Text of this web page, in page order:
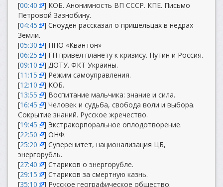
[00:40
] КОБ. Анонимность ВП СССР. КПЕ. Письмо
Петровой Зазнобину.
[04:45
] Сноуден рассказал о пришельцах в недрах
Земли.
[05:30
] НПО «Квантон»
[06:25
] ГП привёл планету к кризису. Путин и Россия.
[09:10
] ДОТУ. ФКТ Украины.
[11:15
] Режим самоуправления.
[12:10
] КОБ.
[13:55
] Воспитание мальчика: знание и сила.
[16:45
] Человек и судьба, свобода воли и выбора.
Сокрытие знаний. Русское жречество.
[19:45
] Экстракорпоральное оплодотворение.
[22:50
] ОНФ.
[25:20
] Суверенитет, национализация ЦБ,
энергорубль.
[27:40
] Стариков о энергорубле.
[29:15
] Стариков за смертную казнь.
[35:10
] Русское географическое общество.